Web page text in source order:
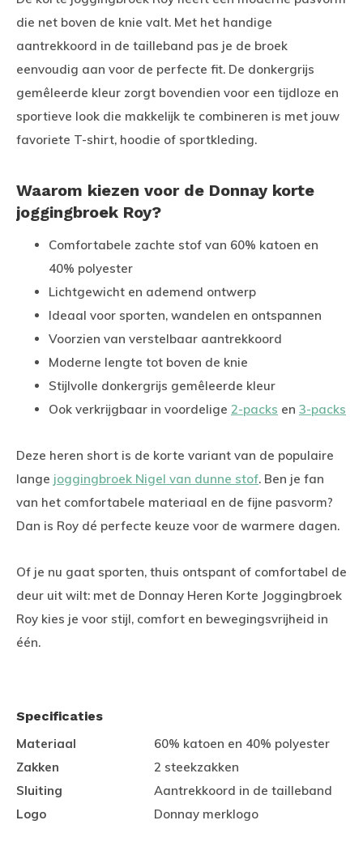
die net boven de knie valt. Met het handige
aantrekkoord in de tailleband pas je de broek
eenvoudig aan voor de perfecte fit. De donkergrijs
gemêleerde kleur zorgt bovendien voor een tijdloze en
sportieve look die makkelijk te combineren is met jouw
favoriete T-shirt, hoodie of sportkleding.
Waarom kiezen voor de Donnay korte
joggingbroek Roy?
Comfortabele zachte stof van 60% katoen en
40% polyester
Lichtgewicht en ademend ontwerp
Ideaal voor sporten, wandelen en ontspannen
Voorzien van verstelbaar aantrekkoord
Moderne lengte tot boven de knie
Stijlvolle donkergrijs gemêleerde kleur
Ook verkrijgbaar in voordelige 2-packs en 3-packs
Deze heren short is de korte variant van de populaire
lange joggingbroek Nigel van dunne stof. Ben je fan
van het comfortabele materiaal en de fijne pasvorm?
Dan is Roy dé perfecte keuze voor de warmere dagen.
Of je nu gaat sporten, thuis ontspant of comfortabel de
deur uit wilt: met de Donnay Heren Korte Joggingbroek
Roy kies je voor stijl, comfort en bewegingsvrijheid in
één.
Specificaties
Materiaal
60% katoen en 40% polyester
Zakken
2 steekzakken
Sluiting
Aantrekkoord in de tailleband
Logo
Donnay merklogo